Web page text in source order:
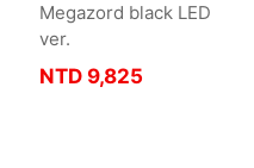
Megazord black LED
ver.
NTD 9,825